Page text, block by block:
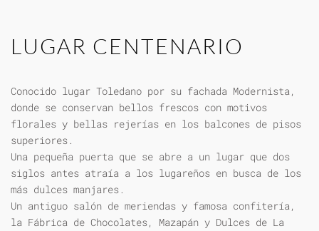
LUGAR CENTENARIO
Conocido lugar Toledano por su fachada Modernista,
donde se conservan bellos frescos con motivos
florales y bellas rejerías en los balcones de pisos
superiores.
Una pequeña puerta que se abre a un lugar que dos
siglos antes atraía a los lugareños en busca de los
más dulces manjares.
Un antiguo salón de meriendas y famosa confitería,
la Fábrica de Chocolates, Mazapán y Dulces de La